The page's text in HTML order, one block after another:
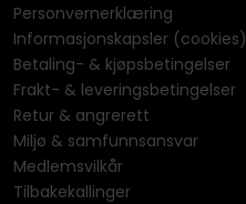
Personvernerklæring
Informasjonskapsler (cookies)
Betaling- & kjøpsbetingelser
Frakt- & leveringsbetingelser
Retur & angrerett
Miljø & samfunnsansvar
Medlemsvilkår
Tilbakekallinger